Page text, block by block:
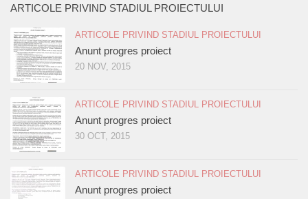
ARTICOLE PRIVIND STADIUL PROIECTULUI
ARTICOLE PRIVIND STADIUL PROIECTULUI
Anunt progres proiect
20 NOV, 2015
ARTICOLE PRIVIND STADIUL PROIECTULUI
Anunt progres proiect
30 OCT, 2015
ARTICOLE PRIVIND STADIUL PROIECTULUI
Anunt progres proiect